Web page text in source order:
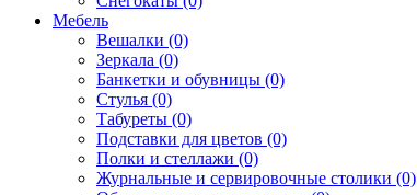
Мебель
Вешалки (0)
Зеркала (0)
Банкетки и обувницы (0)
Стулья (0)
Табуреты (0)
Подставки для цветов (0)
Полки и стеллажи (0)
Журнальные и сервировочные столики (0)